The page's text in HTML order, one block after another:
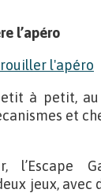
l’apéro
à petit, au
et
jeux,